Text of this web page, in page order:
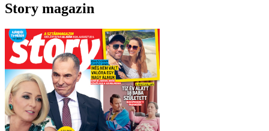
Story magazin